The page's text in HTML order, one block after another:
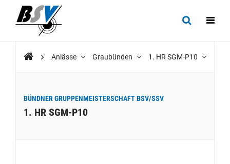
Anlässe Graubünden 1. HR SGM-P10
BÜNDNER GRUPPENMEISTERSCHAFT BSV/SSV
1. HR SGM-P10